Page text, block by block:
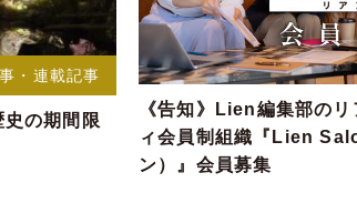
・連載記事
の期間限
《告知》Lien編集部の
ィ会員制組織『Lien
ン）』会員募集